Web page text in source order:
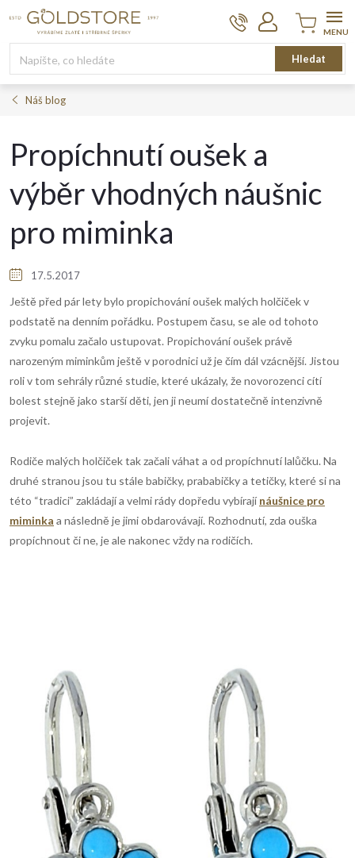
Hledat
Nákupní
košík
Náš blog
Propíchnutí oušek a
výběr vhodných náušnic
pro miminka
17.5.2017
Ještě před pár lety bylo propichování oušek malých holčiček v
podstatě na denním pořádku. Postupem času, se ale od tohoto
zvyku pomalu začalo ustupovat. Propichování oušek právě
narozeným miminkům ještě v porodnici už je čím dál vzácnější. Jistou
roli v tom sehrály různé studie, které ukázaly, že novorozenci cítí
bolest stejně jako starší děti, jen ji neumí dostatečně intenzivně
projevit.
Rodiče malých holčiček tak začali váhat a od propíchnutí lalůčku. Na
druhé stranou jsou tu stále babičky, prababičky a tetičky, které si na
této “tradici” zakládají a velmi rády dopředu vybírají náušnice pro
miminka a následně je jimi obdarovávají. Rozhodnutí, zda ouška
propíchnout či ne, je ale nakonec vždy na rodičích.